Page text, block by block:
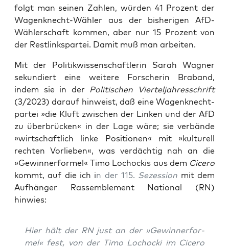
folgt man sei­nen Zah­len, wür­den 41 Pro­zent der
Wagen­knecht-Wäh­ler aus der bis­he­ri­gen AfD-
Wäh­ler­schaft kom­men, aber nur 15 Pro­zent von
der Rest­links­par­tei. Damit muß man arbeiten.
Mit der Poli­tik­wis­sen­schaft­le­rin Sarah Wag­ner
sekun­diert eine wei­te­re For­sche­rin Bra­band,
indem sie in der Poli­ti­schen Vier­tel­jah­res­schrift
(3/2023) dar­auf hin­weist, daß eine Wagen­knecht­
par­tei »die Kluft zwi­schen der Lin­ken und der AfD
zu über­brü­cken« in der Lage wäre; sie ver­bän­de
»wirt­schaft­lich lin­ke Posi­tio­nen« mit »kul­tu­rell
rech­ten Vor­lie­ben«, was ver­däch­tig nah an die
»Gewin­ner­for­mel« Timo Loch­o­ckis aus dem Cice­ro
kommt, auf die ich in der 115. Sezes­si­on mit dem
Auf­hän­ger Ras­sem­blem­ent Natio­nal (RN)
hinwies:
Hier hält der RN just an der »Gewin­ner­for­
mel« fest, von der Timo Loch­o­cki im Cice­ro